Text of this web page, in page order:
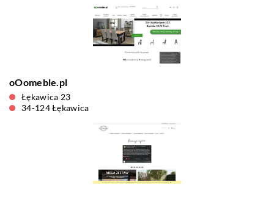
oOomeble.pl
Łękawica 23
34-124 Łękawica